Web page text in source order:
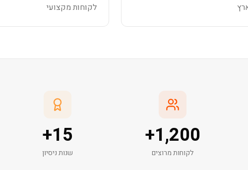
לקוחות מקצועי
1,200
+
לקוחות מרוצים
15
+
שנות ניסיון